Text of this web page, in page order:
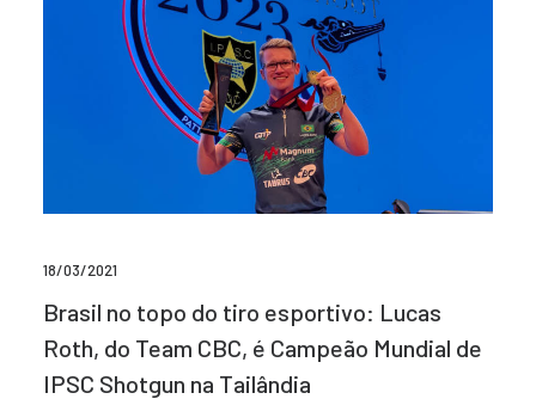
18/03/2021
Brasil no topo do tiro esportivo: Lucas
Roth, do Team CBC, é Campeão Mundial de
IPSC Shotgun na Tailândia